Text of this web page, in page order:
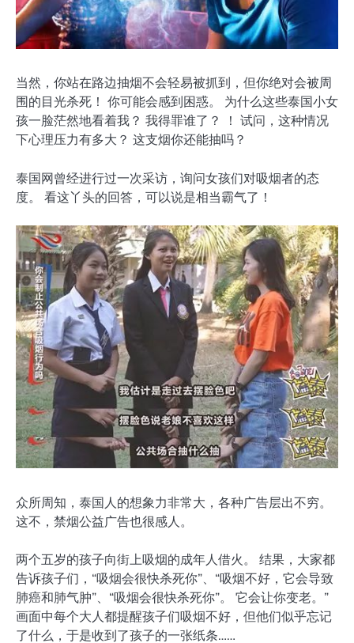
当然，你站在路边抽烟不会轻易被抓到，但你绝对会被周
围的目光杀死！ 你可能会感到困惑。 为什么这些泰国小女
孩一脸茫然地看着我？ 我得罪谁了？ ！ 试问，这种情况
下心理压力有多大？ 这支烟你还能抽吗？
泰国网曾经进行过一次采访，询问女孩们对吸烟者的态
度。 看这丫头的回答，可以说是相当霸气了！
众所周知，泰国人的想象力非常大，各种广告层出不穷。
这不，禁烟公益广告也很感人。
两个五岁的孩子向街上吸烟的成年人借火。 结果，大家都
告诉孩子们，“吸烟会很快杀死你”、“吸烟不好，它会导致
肺癌和肺气肿”、“吸烟会很快杀死你”。 它会让你变老。”
画面中每个大人都提醒孩子们吸烟不好，但他们似乎忘记
了什么，于是收到了孩子的一张纸条……